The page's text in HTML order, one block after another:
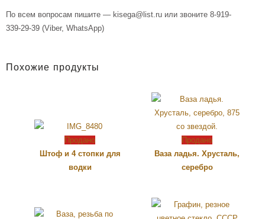
По всем вопросам пишите — kisega@list.ru или звоните 8-919-
339-29-39 (Viber, WhatsApp)
Похожие продукты
Продано
Штоф и 4 стопки для
водки
Продано
Ваза ладья. Хрусталь,
серебро